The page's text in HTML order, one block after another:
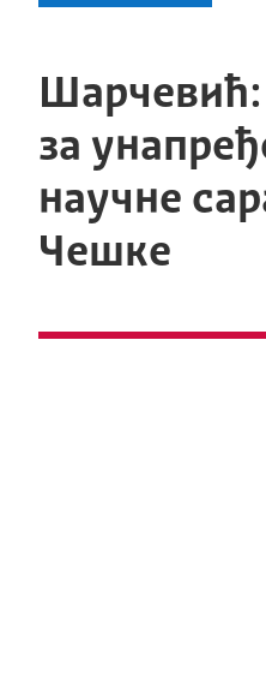
Шарчевић:
за
научне
Чешке